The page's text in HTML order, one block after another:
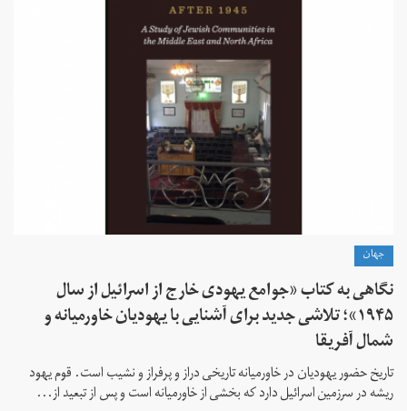
جهان
نگاهی به کتاب «جوامع یهودی خارج از اسرائیل از سال
۱۹۴۵»؛ تلاشی جدید برای آشنایی با یهودیان خاورمیانه و
شمال آفریقا
تاریخ حضور یهودیان در خاورمیانه تاریخی دراز و پرفراز و نشیب است. قوم یهود
ریشه در سرزمین اسرائیل دارد که بخشی از خاورمیانه است و پس از تبعید از...